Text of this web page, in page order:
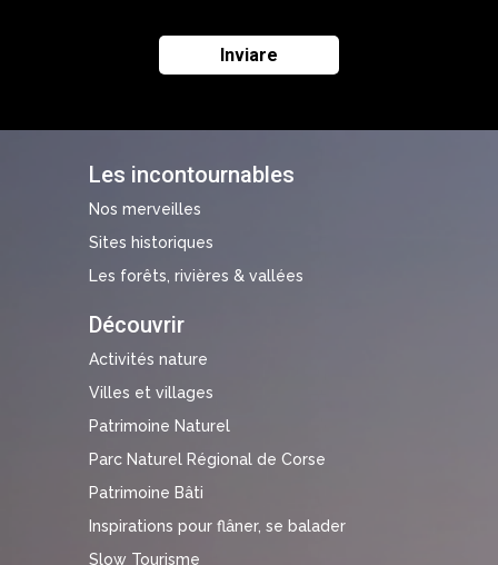
Les incontournables
Nos merveilles
Sites historiques
Les forêts, rivières & vallées
Découvrir
Activités nature
Villes et villages
Patrimoine Naturel
Parc Naturel Régional de Corse
Patrimoine Bâti
Inspirations pour flâner, se balader
Slow Tourisme